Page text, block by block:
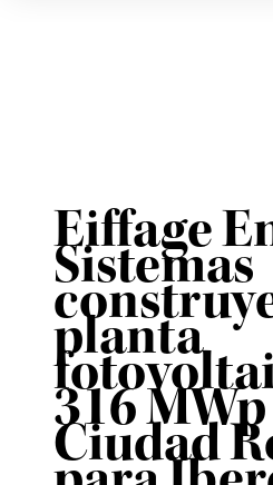
Eiffage
Sistemas
planta
316
Ciudad